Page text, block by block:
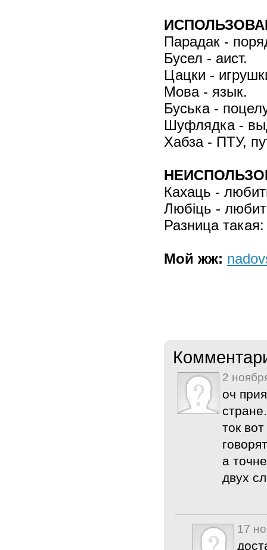
Парадак -
Бусел - аист.
Цацки -
Мова - язык.
Буська -
Шуфлядка -
Хабза - ПТУ,
Кахаць -
Любiць -
Разница
Мой жж:
2
оч
ток
а
двух
17